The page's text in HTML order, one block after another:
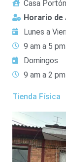
Casa
Horario de
Lunes a
9 am a 5 pm
Domingos
9 am a 2 pm
Tienda Física